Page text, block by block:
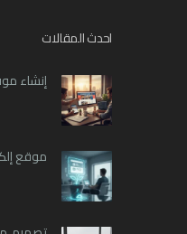
احدث المقالات
إنشاء
موقع